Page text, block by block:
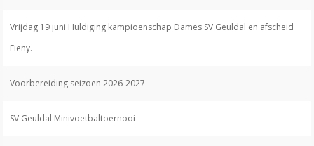
Vrijdag 19 juni Huldiging kampioenschap Dames SV Geuldal en afscheid
Fieny.
Voorbereiding seizoen 2026-2027
SV Geuldal Minivoetbaltoernooi